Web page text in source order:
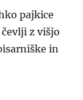
pajkice
z višjo
in